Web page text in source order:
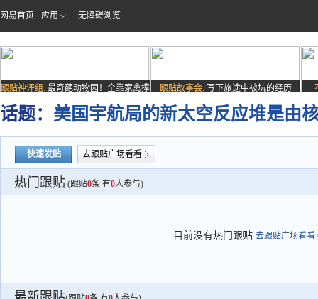
网易首页 应用 无障碍浏览
跟贴神评组: 最奇葩动物园！全靠家禽撑
场子
跟贴故事会: 写下旅途中被坑的经历
话题： 美国宇航局的新太空反应堆是由
快速发贴 去跟贴广场看看
热门跟贴 (跟贴0条 有0人参与)
目前没有热门跟贴 去跟贴广场看看